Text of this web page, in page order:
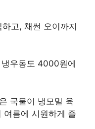
고, 채썬 오이까지
우동도 4000원에
국물이 냉모밀 육
여름에 시원하게 즐